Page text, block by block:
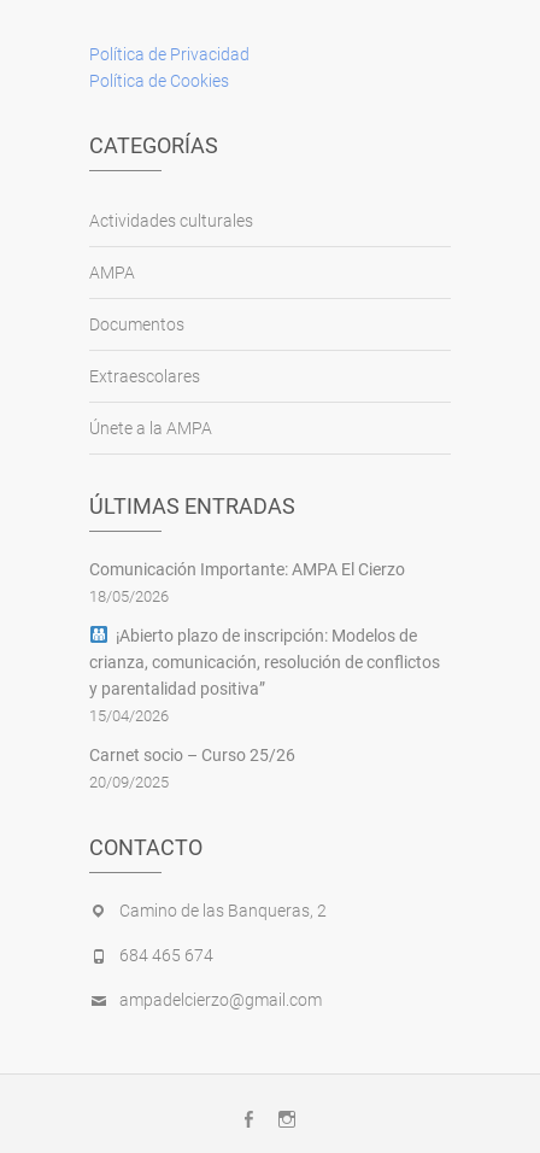
Política de Privacidad
Política de Cookies
CATEGORÍAS
Actividades culturales
AMPA
Documentos
Extraescolares
Únete a la AMPA
ÚLTIMAS ENTRADAS
Comunicación Importante: AMPA El Cierzo
18/05/2026
¡Abierto plazo de inscripción: Modelos de
crianza, comunicación, resolución de conflictos
y parentalidad positiva”
15/04/2026
Carnet socio – Curso 25/26
20/09/2025
CONTACTO
Camino de las Banqueras, 2
684 465 674
ampadelcierzo@gmail.com
FacebookInstagram